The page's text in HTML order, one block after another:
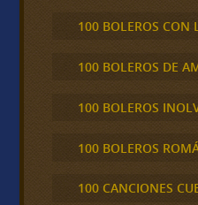
100 BOLEROS CON
100 BOLEROS DE
100 BOLEROS
100 BOLEROS
100 CANCIONES